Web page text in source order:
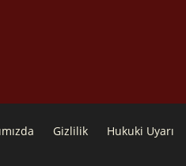
Gizlilik Hukuki Uyarı